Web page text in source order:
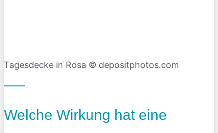
Tagesdecke in Rosa © depositphotos.com
Welche Wirkung hat eine